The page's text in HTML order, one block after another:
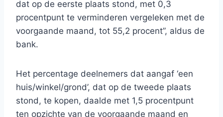
dat op de eerste plaats stond, met 0,3
procentpunt te verminderen vergeleken met de
voorgaande maand, tot 55,2 procent”, aldus de
bank.
Het percentage deelnemers dat aangaf ‘een
huis/winkel/grond’, dat op de tweede plaats
stond, te kopen, daalde met 1,5 procentpunt
ten opzichte van de voorgaande maand en